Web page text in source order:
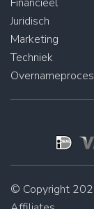
Juridisch
Marketing
Techniek
Overnameproces
© Copyright